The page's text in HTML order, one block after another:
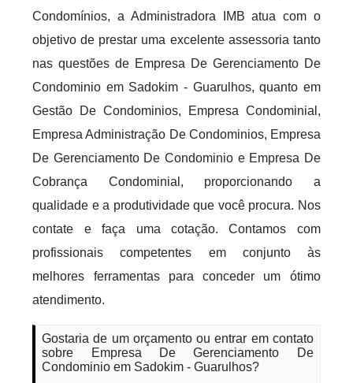
Condomínios, a Administradora IMB atua com o
objetivo de prestar uma excelente assessoria tanto
nas questões de Empresa De Gerenciamento De
Condominio em Sadokim - Guarulhos, quanto em
Gestão De Condominios, Empresa Condominial,
Empresa Administração De Condominios, Empresa
De Gerenciamento De Condominio e Empresa De
Cobrança Condominial, proporcionando a
qualidade e a produtividade que você procura. Nos
contate e faça uma cotação. Contamos com
profissionais competentes em conjunto às
melhores ferramentas para conceder um ótimo
atendimento.
Gostaria de um orçamento ou entrar em contato
sobre Empresa De Gerenciamento De
Condominio em Sadokim - Guarulhos?